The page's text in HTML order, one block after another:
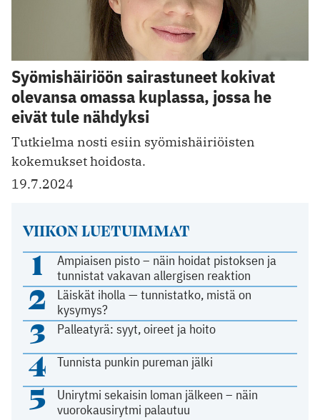
Syömishäiriöön sairastuneet kokivat
olevansa omassa kuplassa, jossa he
eivät tule nähdyksi
Tutkielma nosti esiin syömishäiriöisten
kokemukset hoidosta.
19.7.2024
VIIKON LUETUIMMAT
1
Ampiaisen pisto – näin hoidat pistoksen ja
tunnistat vakavan allergisen reaktion
2
Läiskät iholla — tunnistatko, mistä on
kysymys?
3 Palleatyrä: syyt, oireet ja hoito
4 Tunnista punkin pureman jälki
5
Unirytmi sekaisin loman jälkeen – näin
vuorokausirytmi palautuu